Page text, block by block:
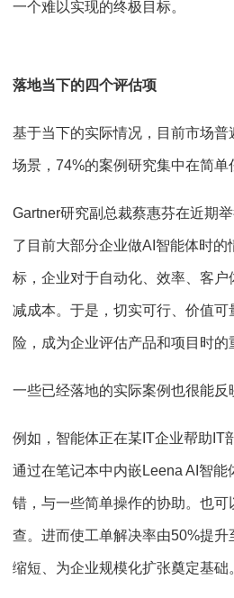
一个难以实现的终极目标。
落地当下的四个评估项
基于当下的实际情况，目前市场普
场景，74%的案例研究集中在简单
Gartner研究副总裁蔡惠芬在近期
了目前大部分企业做AI智能体时的
标，企业对于自动化、效率、客户
减成本。于是，切实可行、价值
险，成为企业评估产品和项目时的
一些已经落地的实际案例也很能反
例如，智能体正在某IT企业帮助IT
通过在笔记本中内嵌Leena AI智
错，与一些简单操作的协助。也可
查。进而使工单解决率由50%提升
缩短、为企业规模化扩张奠定基础